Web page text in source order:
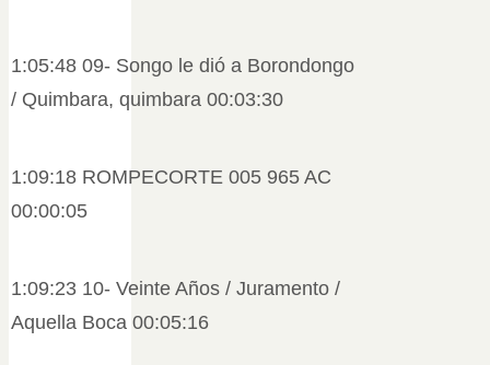
1:05:48 09- Songo le dió a Borondongo
/ Quimbara, quimbara 00:03:30
1:09:18 ROMPECORTE 005 965 AC
00:00:05
1:09:23 10- Veinte Años / Juramento /
Aquella Boca 00:05:16